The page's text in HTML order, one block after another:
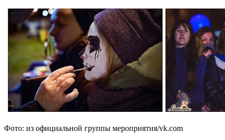
Фото: из официальной группы мероприятия/vk.com